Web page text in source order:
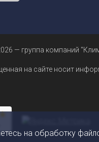
— группа компаний
на сайте носит
на обработку